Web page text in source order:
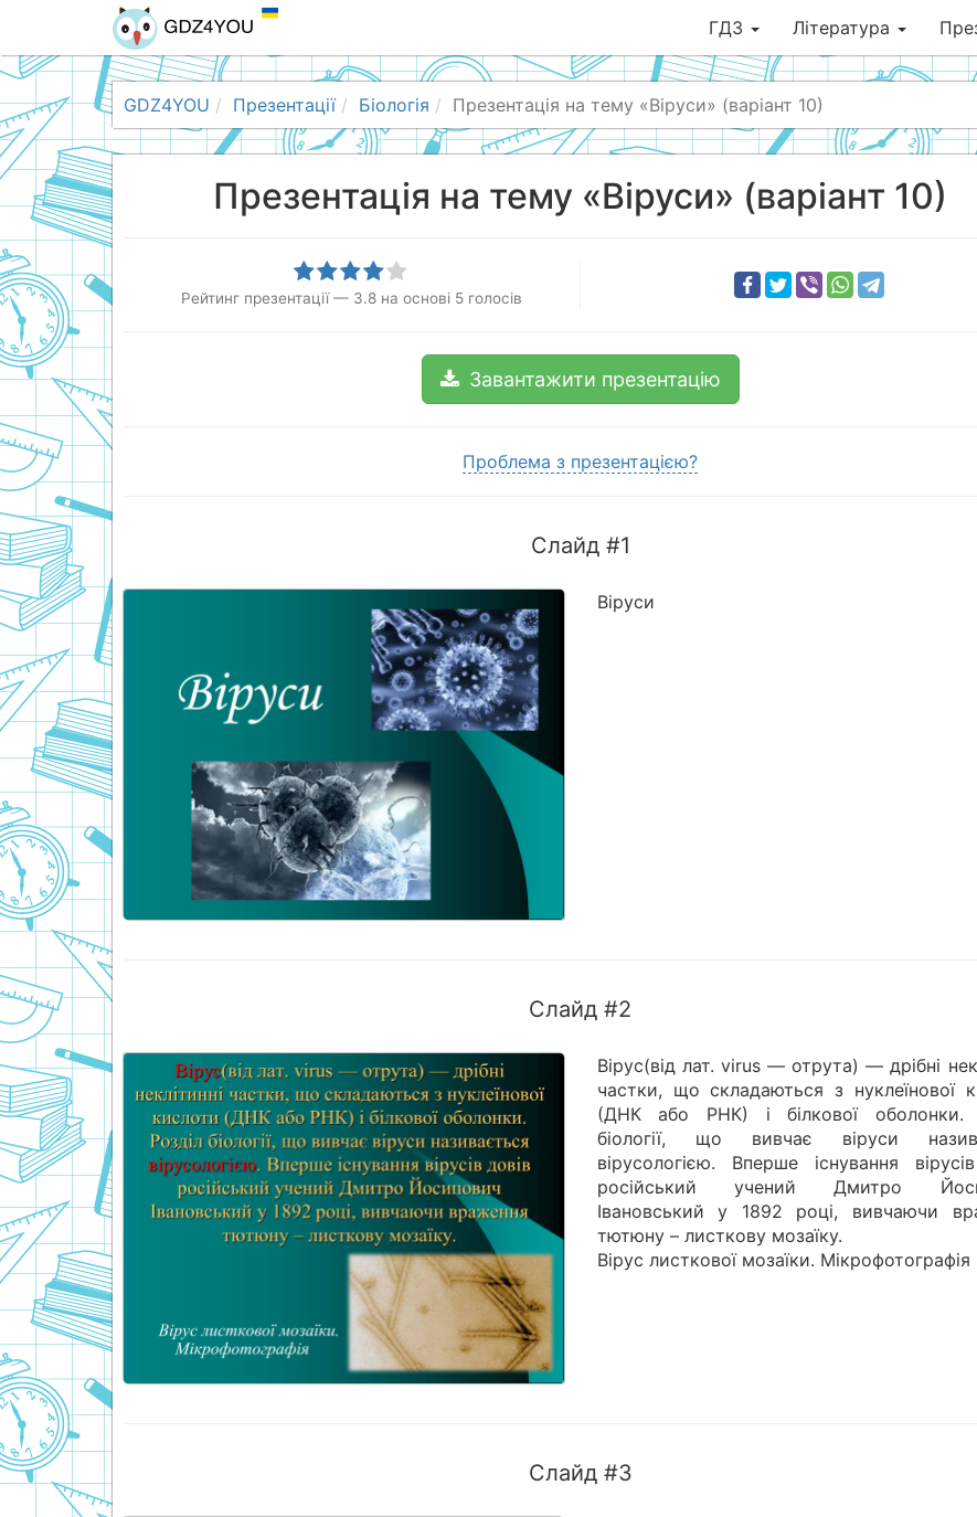
ГДЗ Література
GDZ4YOU Презентації Біологія Презентація на тему «Віруси» (варіант 10)
Презентація на тему «Віруси» (варіант 10)
Рейтинг презентації — 3.8на основі 5голосів
Завантажити презентацію
Проблема з презентацією?
Слайд #1
Віруси
Слайд #2
Вірус(від лат. virus — отрута) — дрібні
частки, що складаються з нуклеїнової
(ДНК або РНК) і білкової оболонки.
біології, що вивчає віруси
вірусологією. Вперше існування
російський учений Дмитро
Івановський у 1892 році, вивчаючи
тютюну – листкову мозаїку.
Вірус листкової мозаїки. Мікрофотографія
Слайд #3